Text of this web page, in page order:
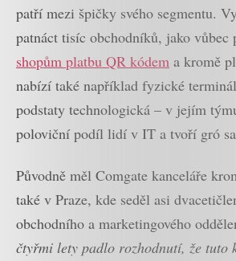
patří mezi špičky svého segmentu.
patnáct tisíc obchodníků, jako vůbec
shopům platbu QR kódem a kromě
nabízí také například fyzické
podstaty technologická – v jejím
poloviční podíl lidí v IT a tvoří gró
Původně měl Comgate kanceláře
také v Praze, kde seděl asi
obchodního a marketingového
čtyřmi lety padlo rozhodnutí, že tuto